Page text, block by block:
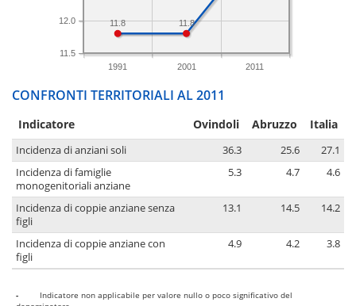
1991 2001 2011
11.5
12.0 11.8
11.8
CONFRONTI TERRITORIALI AL 2011
Indicatore Ovindoli Abruzzo Italia
Incidenza di anziani soli 36.3 25.6
27.1
Incidenza di famiglie
monogenitoriali anziane
5.3 4.7 4.6
Incidenza di coppie anziane senza
figli
13.1 14.5 14.2
Incidenza di coppie anziane con
figli
4.9 4.2 3.8
-
Indicatore non applicabile per valore nullo o poco significativo del